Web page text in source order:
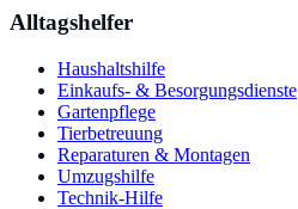
Alltagshelfer
Haushaltshilfe
Einkaufs- & Besorgungsdienste
Gartenpflege
Tierbetreuung
Reparaturen & Montagen
Umzugshilfe
Technik-Hilfe